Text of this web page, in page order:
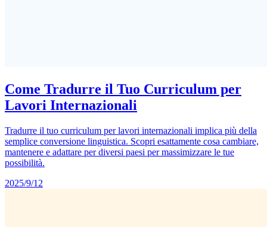
Come Tradurre il Tuo Curriculum per
Lavori Internazionali
Tradurre il tuo curriculum per lavori internazionali implica più della
semplice conversione linguistica. Scopri esattamente cosa cambiare,
mantenere e adattare per diversi paesi per massimizzare le tue
possibilità.
2025/9/12